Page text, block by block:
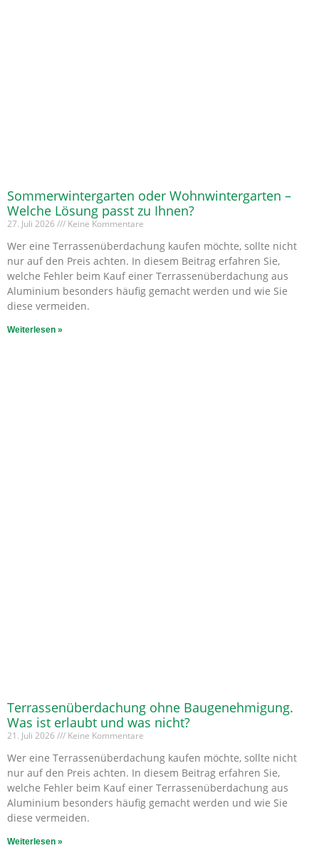
Sommerwintergarten oder Wohnwintergarten –
Welche Lösung passt zu Ihnen?
27. Juli 2026 Keine Kommentare
Wer eine Terrassenüberdachung kaufen möchte, sollte nicht
nur auf den Preis achten. In diesem Beitrag erfahren Sie,
welche Fehler beim Kauf einer Terrassenüberdachung aus
Aluminium besonders häufig gemacht werden und wie Sie
diese vermeiden.
Weiterlesen »
Terrassenüberdachung ohne Baugenehmigung.
Was ist erlaubt und was nicht?
21. Juli 2026 Keine Kommentare
Wer eine Terrassenüberdachung kaufen möchte, sollte nicht
nur auf den Preis achten. In diesem Beitrag erfahren Sie,
welche Fehler beim Kauf einer Terrassenüberdachung aus
Aluminium besonders häufig gemacht werden und wie Sie
diese vermeiden.
Weiterlesen »